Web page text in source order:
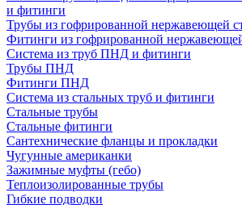
и фитинги
Трубы из гофрированной нержавеющей
Фитинги из гофрированной
Система из труб ПНД и фитинги
Трубы ПНД
Фитинги ПНД
Система из стальных труб и фитинги
Стальные трубы
Стальные фитинги
Сантехнические фланцы и прокладки
Чугунные американки
Зажимные муфты (гебо)
Теплоизолированные трубы
Гибкие подводки